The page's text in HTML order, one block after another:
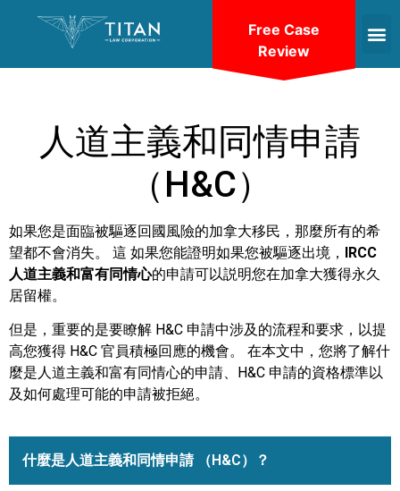
人道主義和同情申請
（H&C）
如果您是面臨被驅逐回國風險的加拿大移民，那麼所有的希
望都不會消失。 這 如果您能證明如果您被驅逐出境， IRCC
人道主義和富有同情心的申請可以説明您在加拿大獲得永久
居留權。
但是，重要的是要瞭解 H&C 申請中涉及的流程和要求，以提
高您獲得 H&C 官員積極回應的機會。 在本文中，您將了解什
麼是人道主義和富有同情心的申請、H&C 申請的資格標準以
及如何處理可能的申請被拒絕。
什麼是人道主義和同情申請 （H&C）？
Free Case
Review